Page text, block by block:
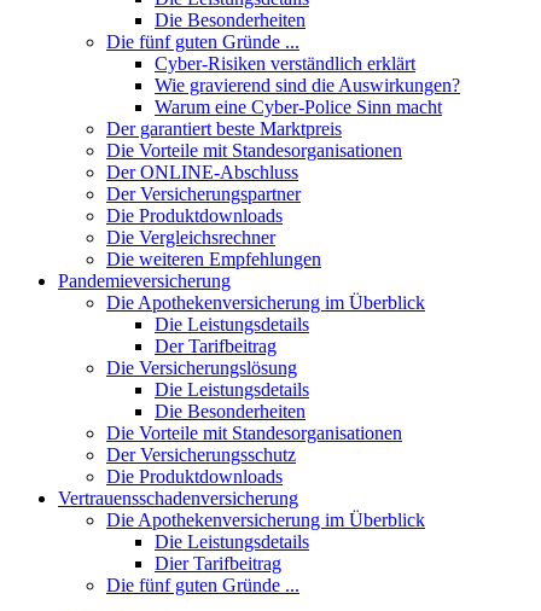
Die Besonderheiten
Die fünf guten Gründe ...
Cyber-Risiken verständlich erklärt
Wie gravierend sind die Auswirkungen?
Warum eine Cyber-Police Sinn macht
Der garantiert beste Marktpreis
Die Vorteile mit Standesorganisationen
Der ONLINE-Abschluss
Der Versicherungspartner
Die Produktdownloads
Die Vergleichsrechner
Die weiteren Empfehlungen
Pandemieversicherung
Die Apothekenversicherung im Überblick
Die Leistungsdetails
Der Tarifbeitrag
Die Versicherungslösung
Die Leistungsdetails
Die Besonderheiten
Die Vorteile mit Standesorganisationen
Der Versicherungsschutz
Die Produktdownloads
Vertrauensschadenversicherung
Die Apothekenversicherung im Überblick
Die Leistungsdetails
Dier Tarifbeitrag
Die fünf guten Gründe ...